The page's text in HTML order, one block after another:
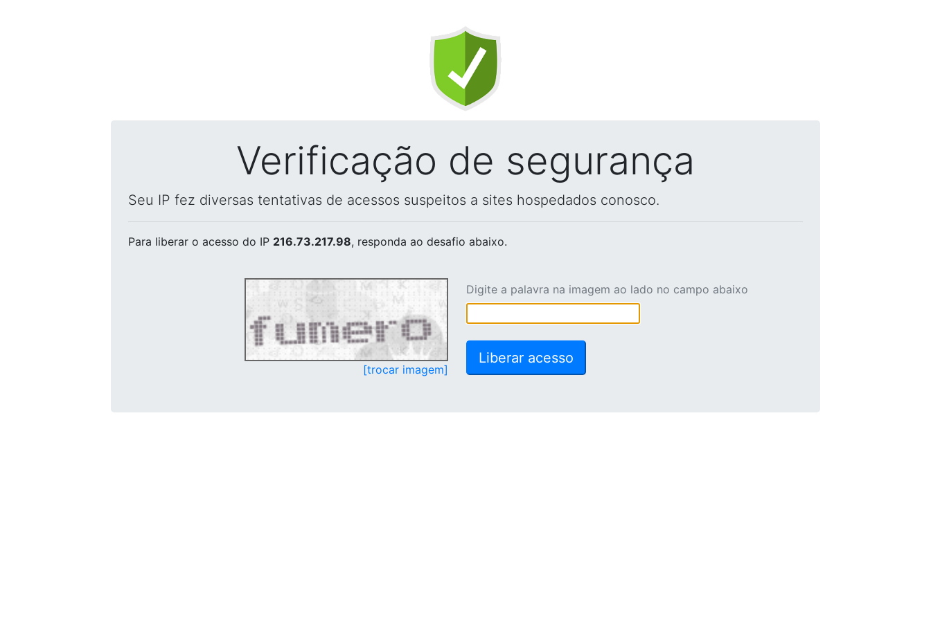
Verificação de segurança
Seu IP fez diversas tentativas de acessos suspeitos a sites hospedados conosco.
Para liberar o acesso do IP 216.73.217.98, responda ao desafio abaixo.
[trocar imagem]
Digite a palavra na imagem ao lado no campo abaixo